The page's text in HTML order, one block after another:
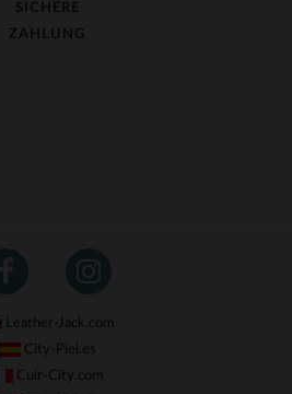
SICHERE
ZAHLUNG
Leather-Jack.com
City-Piel.es
Cuir-City.com